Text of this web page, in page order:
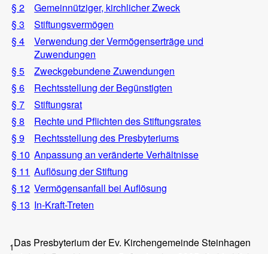
§ 2
Gemeinnütziger, kirchlicher Zweck
§ 3
Stiftungsvermögen
§ 4
Verwendung der Vermögenserträge und
Zuwendungen
§ 5
Zweckgebundene Zuwendungen
§ 6
Rechtsstellung der Begünstigten
§ 7
Stiftungsrat
§ 8
Rechte und Pflichten des Stiftungsrates
§ 9
Rechtsstellung des Presbyteriums
§ 10 Anpassung an veränderte Verhältnisse
§ 11 Auflösung der Stiftung
§ 12 Vermögensanfall bei Auflösung
§ 13 In-Kraft-Treten
1Das Presbyterium der Ev. Kirchengemeinde Steinhagen